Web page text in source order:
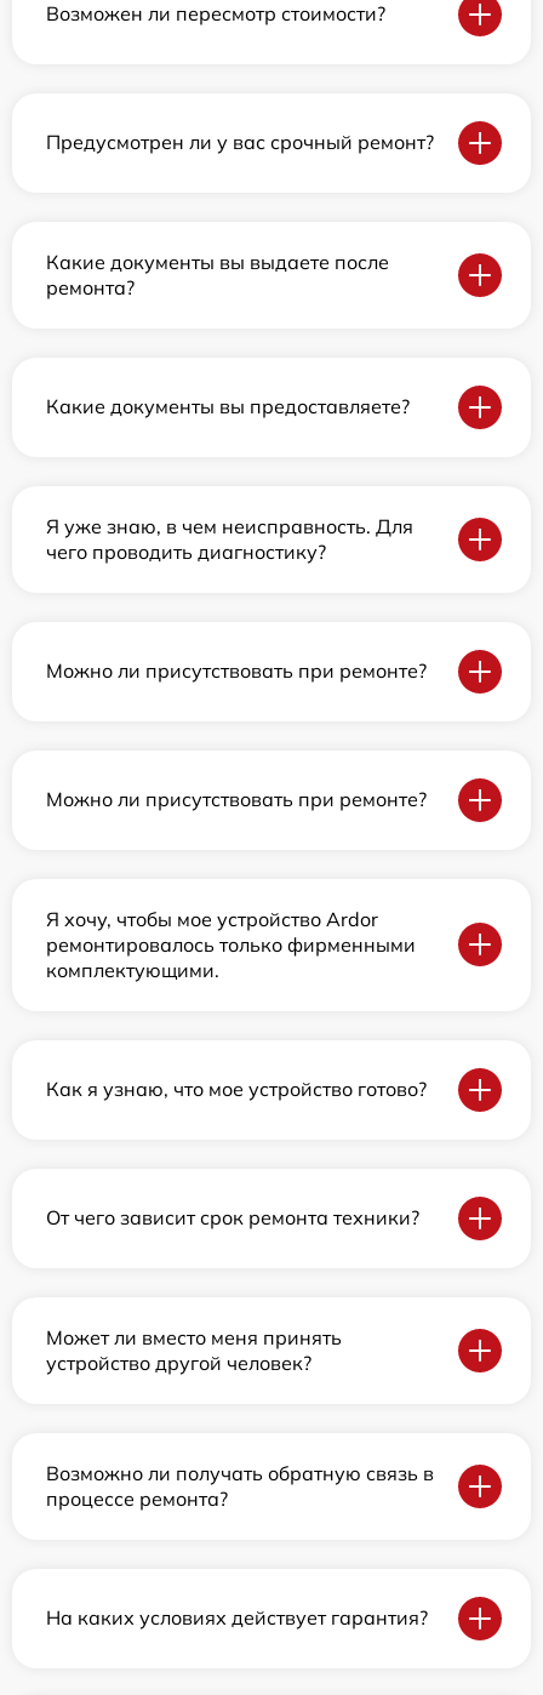
Возможен ли пересмотр стоимости?
Предусмотрен ли у вас срочный ремонт?
Какие документы вы выдаете после
ремонта?
Какие документы вы предоставляете?
Я уже знаю, в чем неисправность. Для
чего проводить диагностику?
Можно ли присутствовать при ремонте?
Можно ли присутствовать при ремонте?
Я хочу, чтобы мое устройство Ardor
ремонтировалось только фирменными
комплектующими.
Как я узнаю, что мое устройство готово?
От чего зависит срок ремонта техники?
Может ли вместо меня принять
устройство другой человек?
Возможно ли получать обратную связь в
процессе ремонта?
На каких условиях действует гарантия?